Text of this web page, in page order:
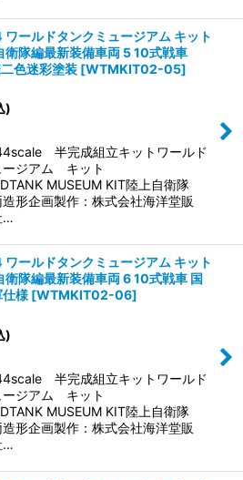
ールドタンクミュージアム キット
衛隊編最新装備車両 5 10式戦車
色迷彩塗装 [WTMKIT02-05]
)
半完成組立キットワールド
ージアム キット
MUSEUM KIT陸上自衛隊
形企画製作：株式会社海洋堂販
…
ールドタンクミュージアム キット
衛隊編最新装備車両 6 10式戦車 国
様 [WTMKIT02-06]
)
半完成組立キットワールド
ージアム キット
MUSEUM KIT陸上自衛隊
形企画製作：株式会社海洋堂販
…